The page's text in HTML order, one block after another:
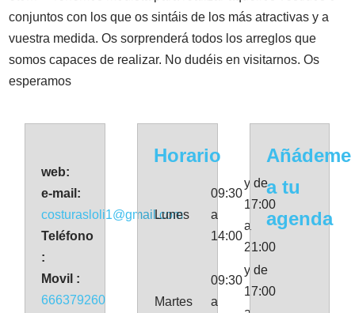
conjuntos con los que os sintáis de los más atractivas y a
vuestra medida. Os sorprenderá todos los arreglos que
somos capaces de realizar. No dudéis en visitarnos. Os
esperamos
web:
e-mail:
costurasloli1@gmail.com
Teléfono
:
Movil :
666379260
Horario
Lunes
09:30
a
14:00
y de
17:00
a
21:00
Martes
09:30
a
y de
17:00
Añádeme
a tu
agenda